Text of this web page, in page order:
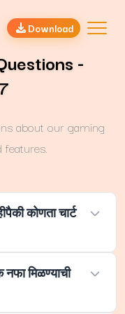
Download
-
about our gaming
कोणता चार्ट
तुलनेने अधिक सोपा आहे
सत्रात संथ आणि
वेळ मिळतो.
नफा मिळण्याची